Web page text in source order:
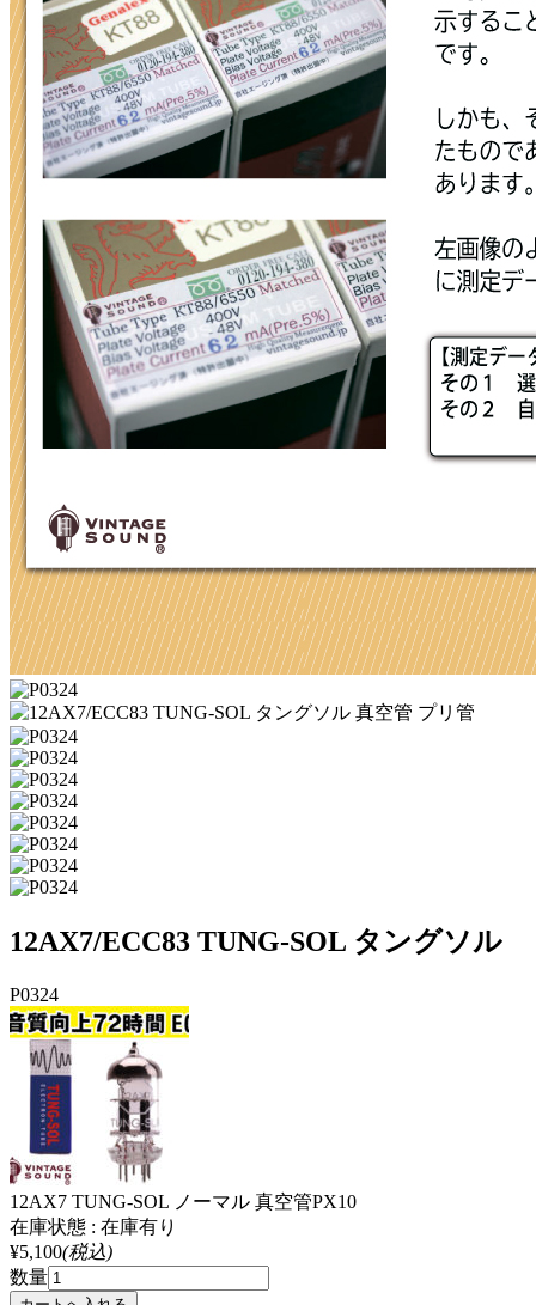
12AX7/ECC83 TUNG-SOL タングソル
P0324
12AX7 TUNG-SOL ノーマル 真空管PX10
在庫状態 : 在庫有り
¥5,100(税込)
数量